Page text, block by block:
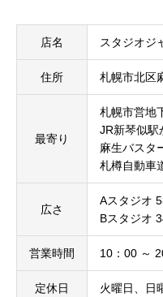
店名 スタジオジ
住所 札幌市北区
最寄り
札幌市営地
JR新琴似駅
麻生バス
札樽自動
広さ
Aスタジオ
Bスタジオ
営業時間 10：00 ～
定休日 火曜日、日